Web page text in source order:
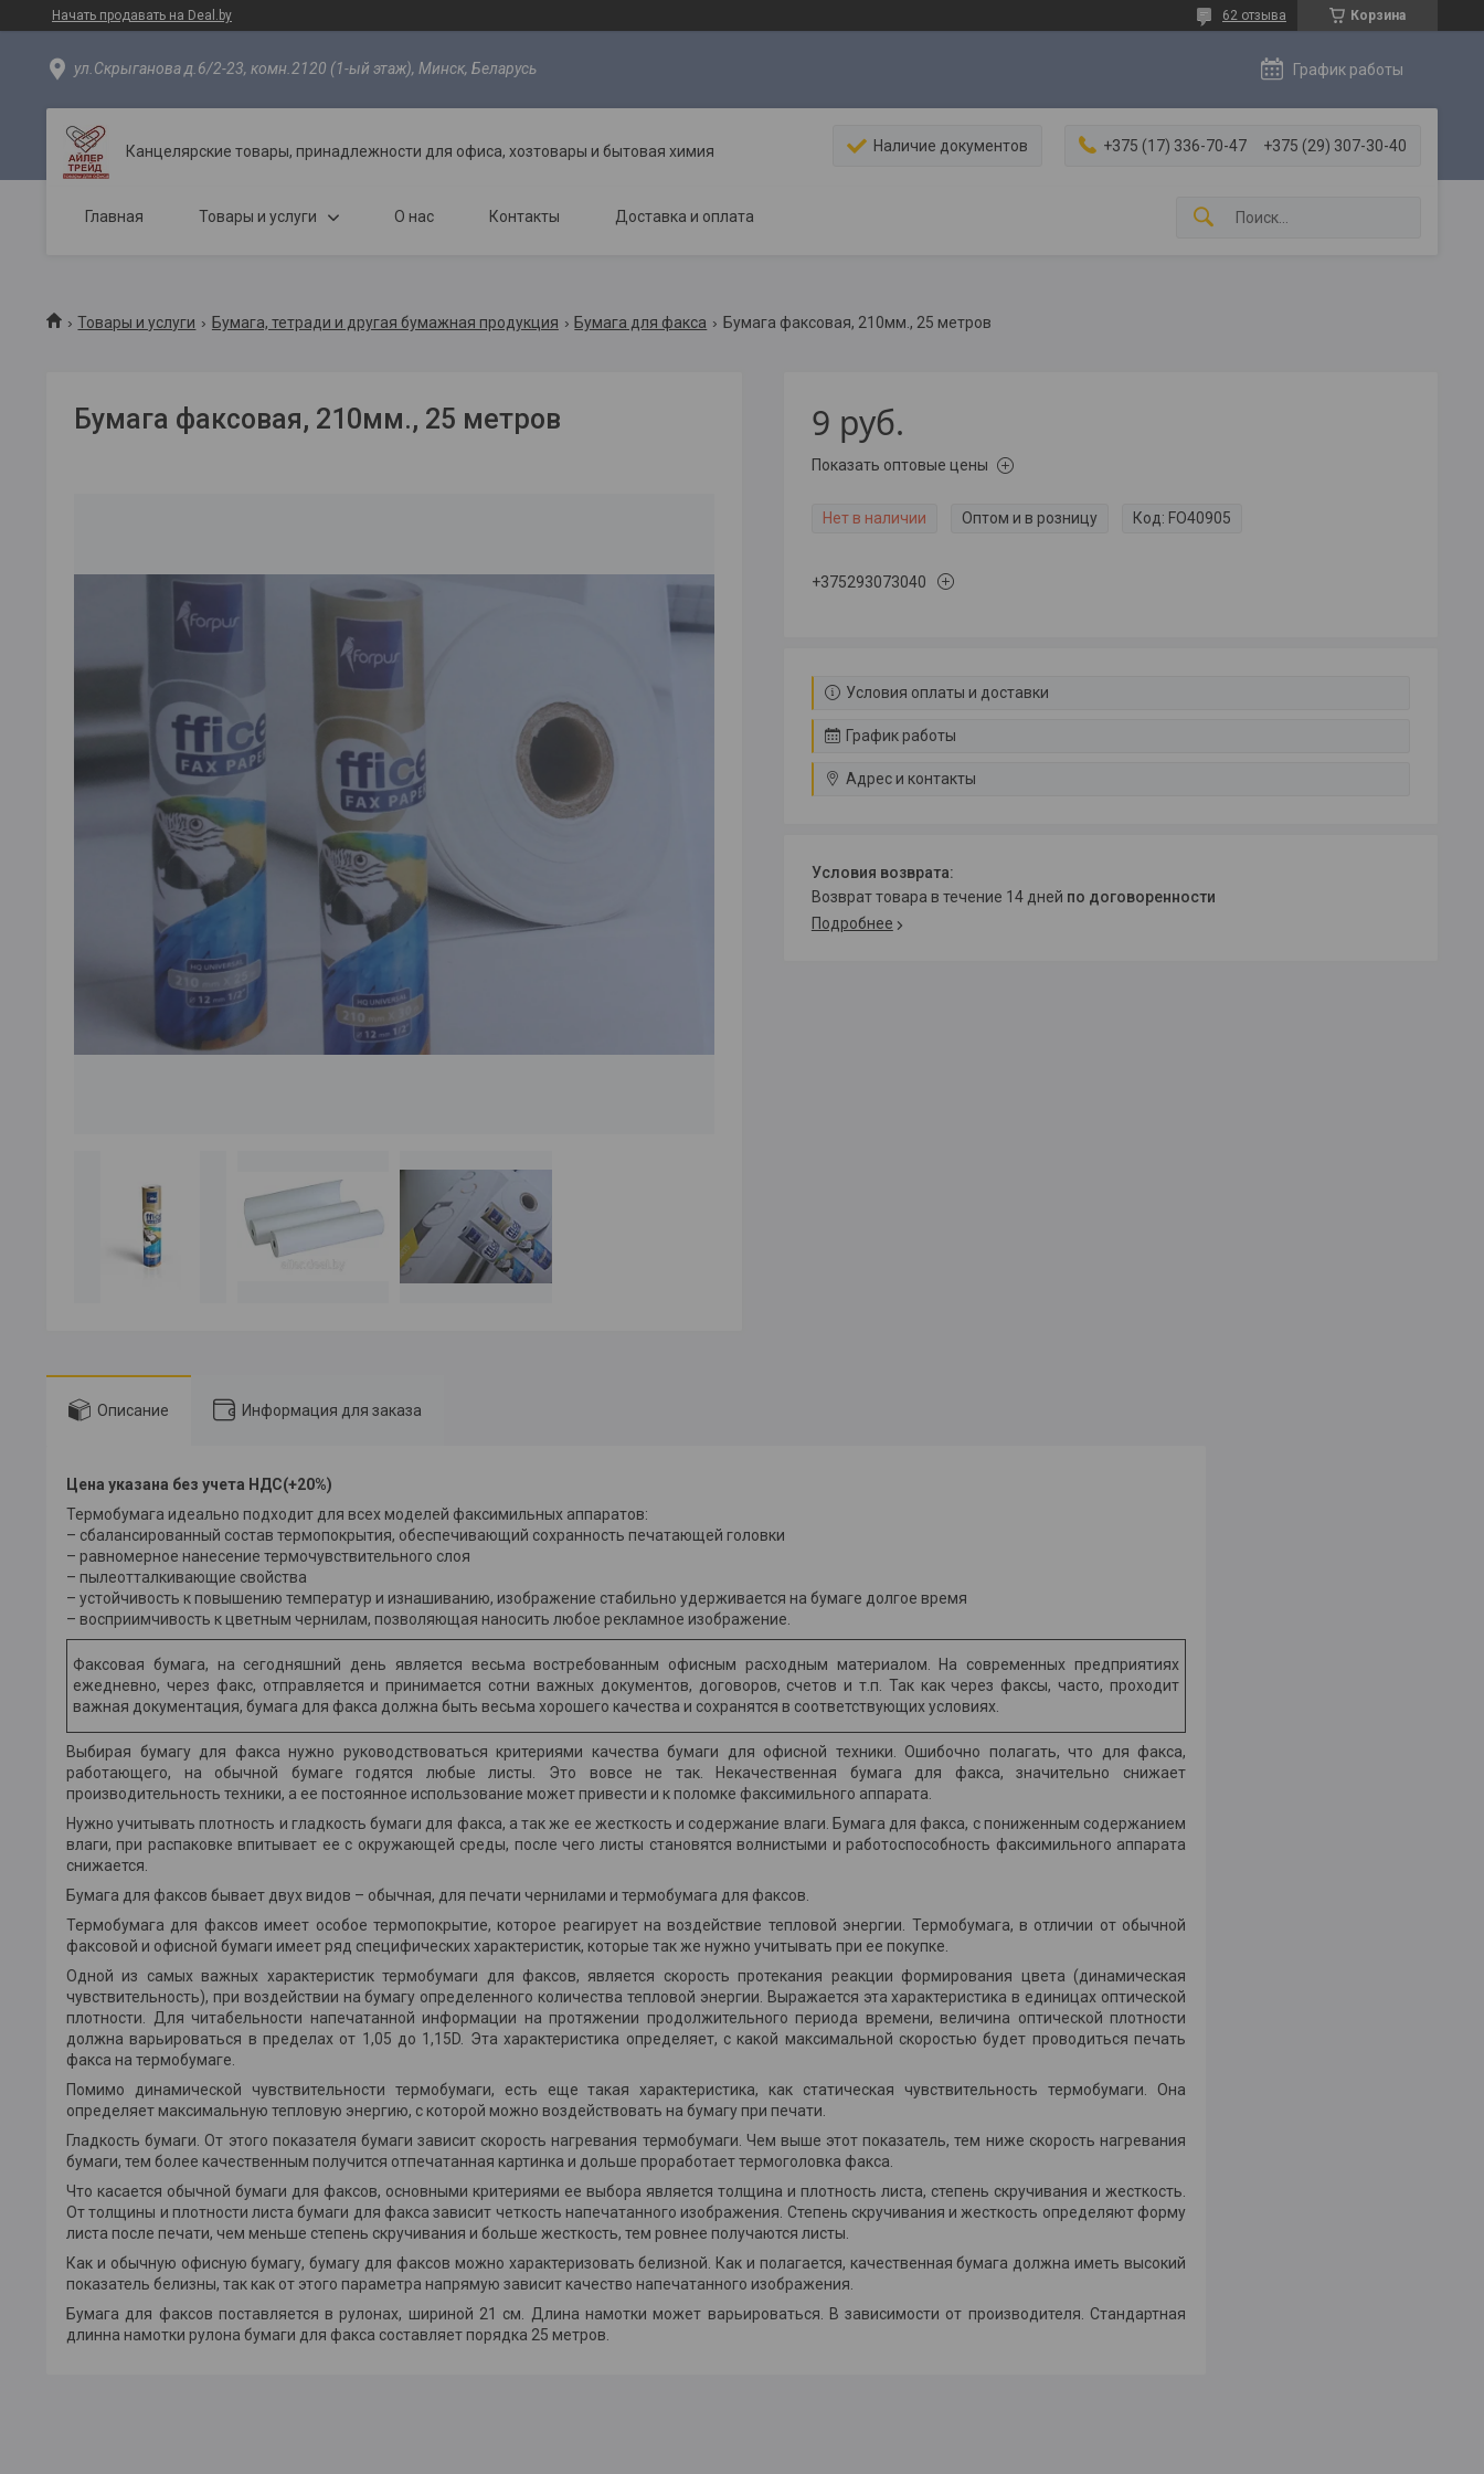
Начать продавать на Deal.by Корзина
62 отзыва
ул.Скрыганова д.6/2-23, комн.2120 (1-ый этаж), Минск, Беларусь График работы
Канцелярские товары, принадлежности для офиса, хозтовары и бытовая химия Наличие документов +375 (17) 336-70-47 +375 (29) 307-30-40
Главная Товары и услуги О нас Контакты Доставка и оплата
Товары и услуги Бумага, тетради и другая бумажная продукция Бумага для факса Бумага факсовая, 210мм., 25 метров
Бумага факсовая, 210мм., 25 метров 9 руб.
Показать оптовые цены
Нет в наличии Оптом и в розницу Код: FO40905
+375293073040
Условия оплаты и доставки
График работы
Адрес и контакты
возврат товара в течение 14 дней по договоренности
Подробнее
Описание Информация для заказа
Цена указана без учета НДС(+20%)
Термобумага идеально подходит для всех моделей факсимильных аппаратов:
– сбалансированный состав термопокрытия, обеспечивающий сохранность печатающей головки
– равномерное нанесение термочувствительного слоя
– пылеотталкивающие свойства
– устойчивость к повышению температур и изнашиванию, изображение стабильно удерживается на бумаге долгое время
– восприимчивость к цветным чернилам, позволяющая наносить любое рекламное изображение.
Факсовая бумага, на сегодняшний день является весьма востребованным офисным расходным материалом. На современных предприятиях
ежедневно, через факс, отправляется и принимается сотни важных документов, договоров, счетов и т.п. Так как через факсы, часто, проходит
важная документация, бумага для факса должна быть весьма хорошего качества и сохранятся в соответствующих условиях.
Выбирая бумагу для факса нужно руководствоваться критериями качества бумаги для офисной техники. Ошибочно полагать, что для факса,
работающего, на обычной бумаге годятся любые листы. Это вовсе не так. Некачественная бумага для факса, значительно снижает
производительность техники, а ее постоянное использование может привести и к поломке факсимильного аппарата.
Нужно учитывать плотность и гладкость бумаги для факса, а так же ее жесткость и содержание влаги. Бумага для факса, с пониженным содержанием
влаги, при распаковке впитывает ее с окружающей среды, после чего листы становятся волнистыми и работоспособность факсимильного аппарата
снижается.
Бумага для факсов бывает двух видов – обычная, для печати чернилами и термобумага для факсов.
Термобумага для факсов имеет особое термопокрытие, которое реагирует на воздействие тепловой энергии. Термобумага, в отличии от обычной
факсовой и офисной бумаги имеет ряд специфических характеристик, которые так же нужно учитывать при ее покупке.
Одной из самых важных характеристик термобумаги для факсов, является скорость протекания реакции формирования цвета (динамическая
чувствительность), при воздействии на бумагу определенного количества тепловой энергии. Выражается эта характеристика в единицах оптической
плотности. Для читабельности напечатанной информации на протяжении продолжительного периода времени, величина оптической плотности
должна варьироваться в пределах от 1,05 до 1,15D. Эта характеристика определяет, с какой максимальной скоростью будет проводиться печать
факса на термобумаге.
Помимо динамической чувствительности термобумаги, есть еще такая характеристика, как статическая чувствительность термобумаги. Она
определяет максимальную тепловую энергию, с которой можно воздействовать на бумагу при печати.
Гладкость бумаги. От этого показателя бумаги зависит скорость нагревания термобумаги. Чем выше этот показатель, тем ниже скорость нагревания
бумаги, тем более качественным получится отпечатанная картинка и дольше проработает термоголовка факса.
Что касается обычной бумаги для факсов, основными критериями ее выбора является толщина и плотность листа, степень скручивания и жесткость.
От толщины и плотности листа бумаги для факса зависит четкость напечатанного изображения. Степень скручивания и жесткость определяют форму
листа после печати, чем меньше степень скручивания и больше жесткость, тем ровнее получаются листы.
Как и обычную офисную бумагу, бумагу для факсов можно характеризовать белизной. Как и полагается, качественная бумага должна иметь высокий
показатель белизны, так как от этого параметра напрямую зависит качество напечатанного изображения.
Бумага для факсов поставляется в рулонах, шириной 21 см. Длина намотки может варьироваться. В зависимости от производителя. Стандартная
длинна намотки рулона бумаги для факса составляет порядка 25 метров.